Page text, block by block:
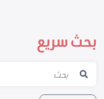
بحث سريع